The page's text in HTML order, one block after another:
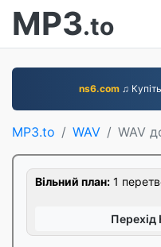
MP3.to
ns6.com♫
MP3.to WAV WAV
Вільний план: 1